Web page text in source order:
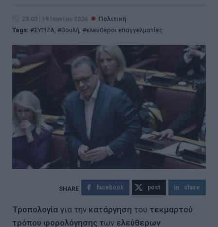
23:03 | 19 Ιουνίου 2024
Πολιτική
Tags:
ΣΥΡΙΖΑ, Βουλή, ελεύθεροι επαγγελματίες
facebook post share
Τροπολογία για την κατάργηση του τεκμαρτού
τρόπου φορολόγησης των ελεύθερων